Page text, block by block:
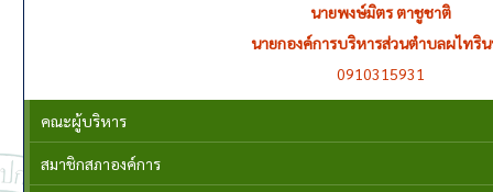
นายพงษ์มิตร ตาชูชาติ
นายกองค์การบริหารส่วนตำบลผไทริ
0910315931
คณะผู้บริหาร
สมาชิกสภาองค์การ